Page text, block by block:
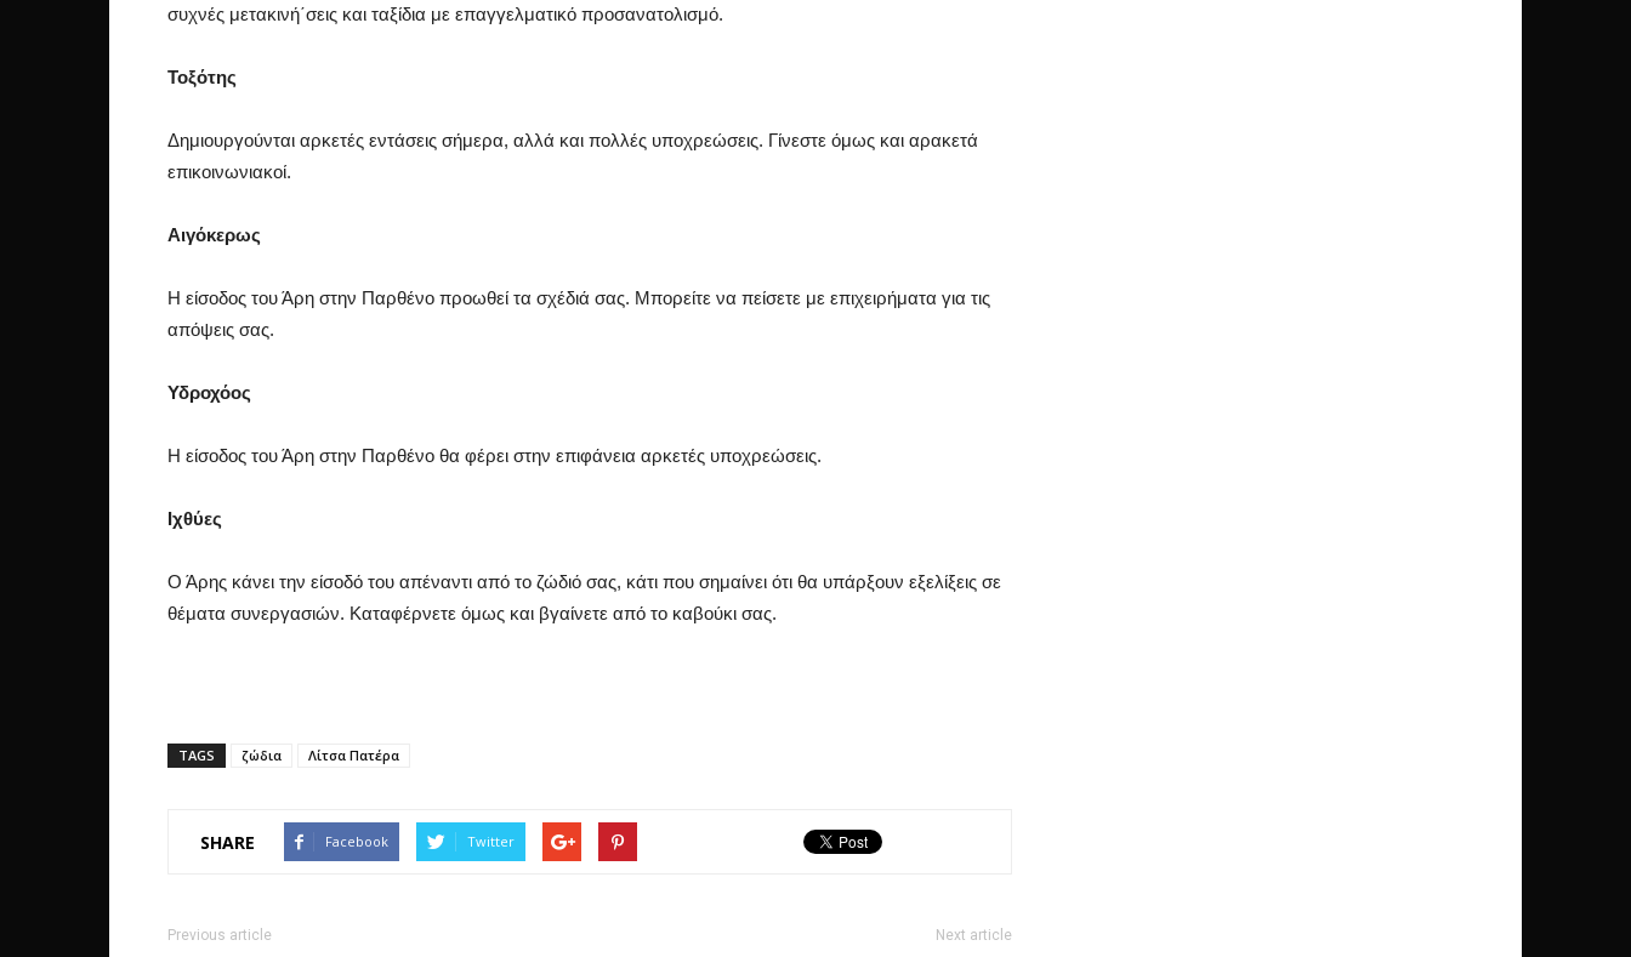
συχνές μετακινή΄σεις και ταξίδια με επαγγελματικό προσανατολισμό.
Τοξότης
Δημιουργούνται αρκετές εντάσεις σήμερα, αλλά και πολλές υποχρεώσεις. Γίνεστε όμως και αρακετά
επικοινωνιακοί.
Αιγόκερως
Η είσοδος του Άρη στην Παρθένο προωθεί τα σχέδιά σας. Μπορείτε να πείσετε με επιχειρήματα για τις
απόψεις σας.
Υδροχόος
Η είσοδος του Άρη στην Παρθένο θα φέρει στην επιφάνεια αρκετές υποχρεώσεις.
Ιχθύες
Ο Άρης κάνει την είσοδό του απέναντι από το ζώδιό σας, κάτι που σημαίνει ότι θα υπάρξουν εξελίξεις σε
θέματα συνεργασιών. Καταφέρνετε όμως και βγαίνετε από το καβούκι σας.
TAGS ζώδια Λίτσα Πατέρα
SHARE Facebook Twitter
Previous article Next article